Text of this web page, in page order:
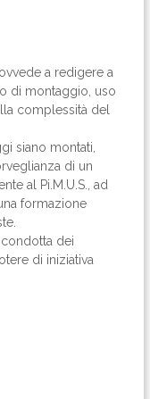
a redigere a
di montaggio, uso
complessità del
siano montati,
di un
al Pi.M.U.S., ad
formazione
dei
di iniziativa